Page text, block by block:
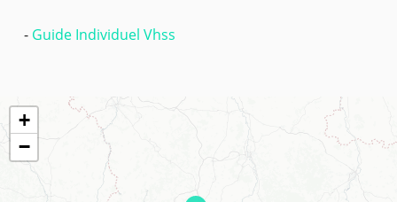
Guide Individuel Vhss
+
−